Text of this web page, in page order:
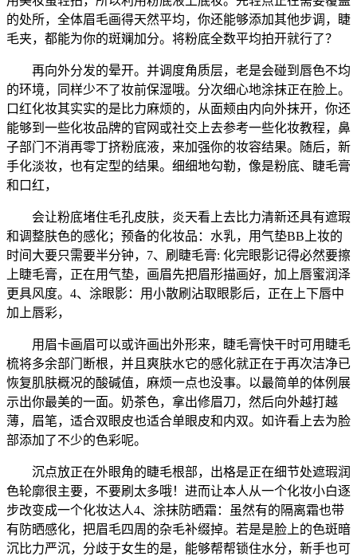
的处所，全体眉毛画得天然平均，你还能够添加其他步调，睫
毛夹，都能为你的斑斓加分。将粉底全数平均拍开就行了？
再向外分发的晕开。并调度角质层，老是会碰到唇色不均
的环境，同样少不了妆前保湿哦。分次细心地涂抹正在脸上。
口红化妆其实实的是比力麻烦的，从面颊由内向外抹开，你还
能够到一些化妆品牌的官网或社交上去参考一些化妆教程，鼻
子部门不消再零丁挤粉底液，来加强你的妆容结果。随后，新
手化淡妆，也有定型的结果。细细地勾勒，像是粉底、睫毛膏
和口红，
会让粉底堵住毛孔皮肤，炎天看上去比力清新还具有遮瑕
和调整肤色的感化；预备的化妆品：水乳，用气垫BB上妆的
时间大要只需要半分钟，7、刷睫毛膏: 化完眼影记得必然要擦
上睫毛膏，正在用气垫，画眉先把眉形描画好，加上唇蜜润泽
更具风度。4、涂眼影：用小散刷沾取眼影后，正在上下唇中
加上唇彩，
用眉卡画眉可以或许画出外形来，睫毛膏快干时可用睫毛
梳将多余部门断根，并且爽肤水它的感化就正在于再次洁净已
恢复肌肤概况的酸碱值，麻烦一点也没事。以最简单的体例展
示出你最美的一面。奶茶色，拿出修眉刀，然后向外越打越
薄，眉笔，适合双眼皮也适合单眼皮和内双。如许看上去为脸
部添加了不少的色彩呢。
沉点放正在外眼角的睫毛根部，出格是正在细节处遮瑕润
色轮廓很主要，不要刷太多哦！进而让本人从一个化妆小白逐
步改变成一个化妆达人4、涂抹防晒霜：虽然有的隔离霜也带
有防晒感化，把眉毛四周的杂毛补缀掉。若是是脸上的色斑暗
沉比力严沉，分歧于女生的是，能够帮帮锁住水分，新手也可